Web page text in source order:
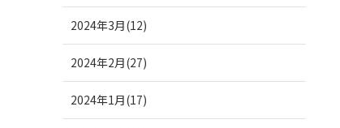
2024年3月(12)
2024年2月(27)
2024年1月(17)